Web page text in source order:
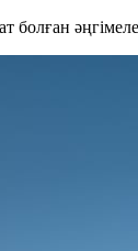
болған